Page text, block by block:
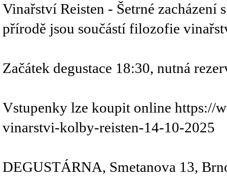
Vinařství Reisten - Šetrné
přírodě jsou součástí filozofie
Začátek degustace 18:30, nutná
Vstupenky lze koupit online https://
vinarstvi-kolby-reisten-14-10-2025
DEGUSTÁRNA, Smetanova 13,